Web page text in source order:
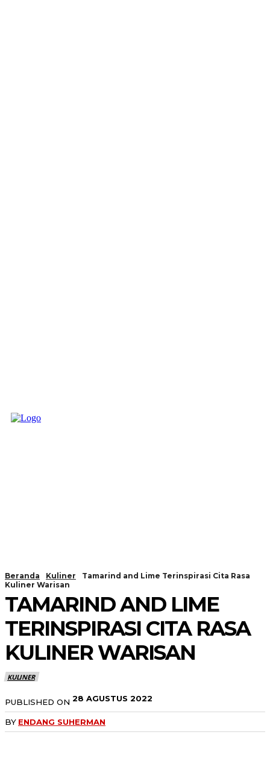
Beranda Kuliner
Tamarind and Lime Terinspirasi Cita Rasa
Kuliner Warisan
TAMARIND AND LIME
TERINSPIRASI CITA RASA
KULINER WARISAN
KULINER
PUBLISHED ON 28 AGUSTUS 2022
BY ENDANG SUHERMAN